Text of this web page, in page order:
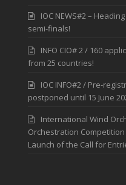
IOC NEWS#2 –
semi-finals!
INFO CIO# 2 / 160
from 25 countries!
IOC INFO#2 / Pre-
postponed until 15 June
International Wind
Orchestration Competition
Launch of the Call for